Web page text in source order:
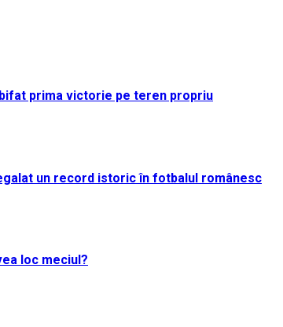
bifat prima victorie pe teren propriu
un record istoric în fotbalul românesc
loc meciul?